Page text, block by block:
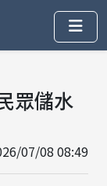
眾儲水
07/08 08:49